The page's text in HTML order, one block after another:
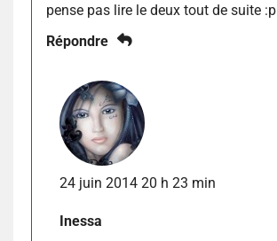
pense pas lire le deux tout de suite :p
Répondre
24 juin 2014 20 h 23 min
Inessa